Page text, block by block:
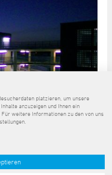
platzieren, um unsere
anzuzeigen und Ihnen ein
weitere Informationen zu den von uns